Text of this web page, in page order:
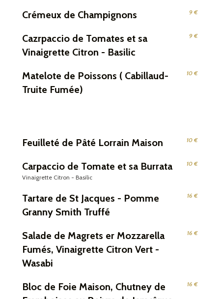
Crémeux de Champignons 9 €
Cazrpaccio de Tomates et sa
Vinaigrette Citron - Basilic
9 €
Matelote de Poissons ( Cabillaud-
Truite Fumée)
10 €
Feuilleté de Pâté Lorrain Maison 10 €
Carpaccio de Tomate et sa Burrata
Vinaigrette Citron - Basilic
10 €
Tartare de St Jacques - Pomme
Granny Smith Truffé
16 €
Salade de Magrets er Mozzarella
Fumés, Vinaigrette Citron Vert -
Wasabi
16 €
Bloc de Foie Maison, Chutney de
16 €